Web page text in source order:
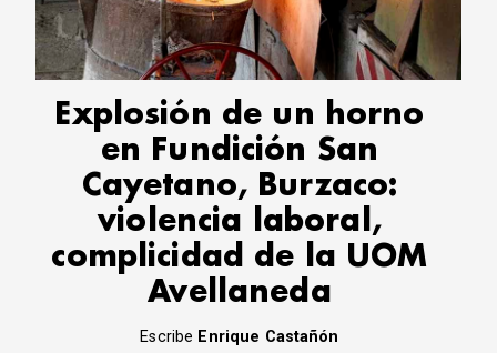
CORREO DE LECTORES
DEBATE
ARCHIVO
DECLARACIONES
OPINIÓN
ALTAMIRA RESPONDE
Política Obrera Revista
CONTACTO
Explosión de un horno
en Fundición San
Cayetano, Burzaco:
violencia laboral,
complicidad de la UOM
Avellaneda
Escribe Enrique Castañón